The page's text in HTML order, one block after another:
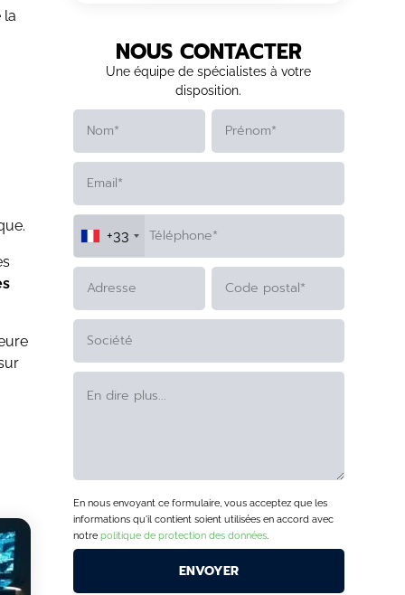
la
NOUS CONTACTER
Une équipe de spécialistes à votre
disposition.
+33
En nous envoyant ce formulaire, vous acceptez que les
informations qu'il contient soient utilisées en accord avec
notre politique de protection des données.
ALTERNATIVE: